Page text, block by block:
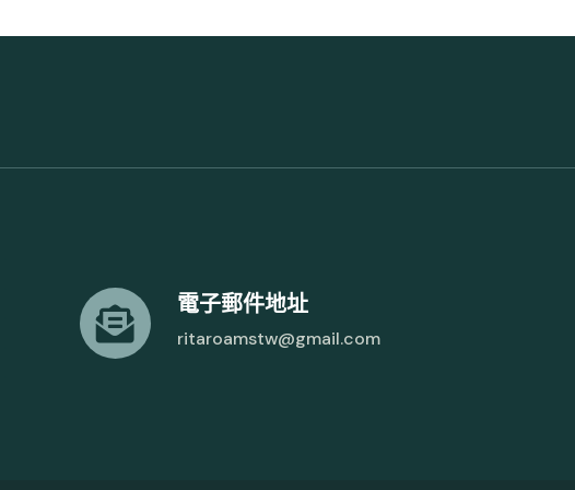
電子郵件地址
ritaroamstw@gmail.com